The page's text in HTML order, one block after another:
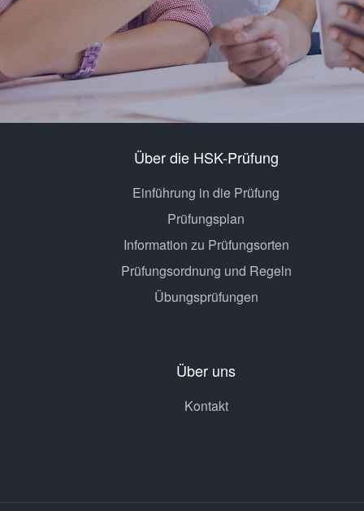
Über die HSK-Prüfung
Einführung in die Prüfung
Prüfungsplan
Information zu Prüfungsorten
Prüfungsordnung und Regeln
Übungsprüfungen
Über uns
Kontakt